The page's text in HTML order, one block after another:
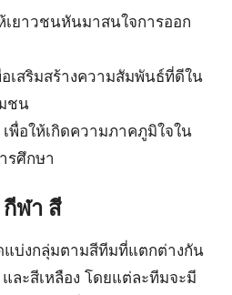
เยาวชนหันมาสนใจการออก
อเสริมสร้างความสัมพันธ์ที่ดีใน
ชน
เพื่อให้เกิดความภาคภูมิใจใน
รศึกษา
ฬา สี
บ่งกลุ่มตามสีทีมที่แตกต่างกัน
ละสีเหลือง โดยแต่ละทีมจะมี